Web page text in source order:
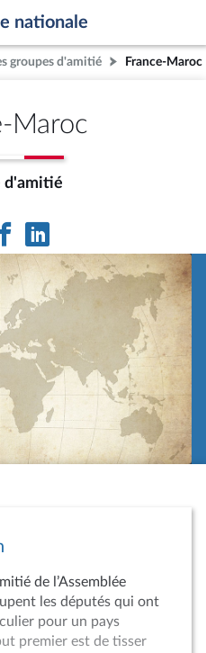
nationale
groupes d'amitié France-Maroc
Maroc
d'amitié
de l’Assemblée
les députés qui ont
pour un pays
premier est de tisser